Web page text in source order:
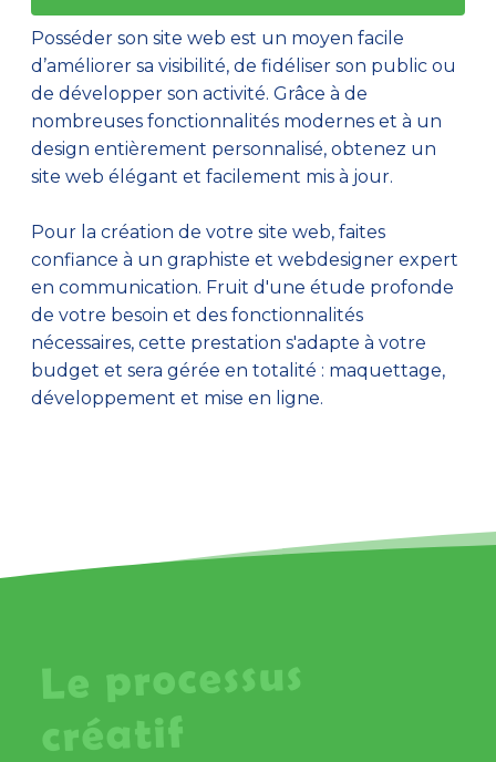
Posséder son site web est un moyen facile
d’améliorer sa visibilité, de fidéliser son public ou
de développer son activité. Grâce à de
nombreuses fonctionnalités modernes et à un
design entièrement personnalisé, obtenez un
site web élégant et facilement mis à jour.
Pour la création de votre site web, faites
confiance à un graphiste et webdesigner expert
en communication. Fruit d'une étude profonde
de votre besoin et des fonctionnalités
nécessaires, cette prestation s'adapte à votre
budget et sera gérée en totalité : maquettage,
développement et mise en ligne.
Le processus
créatif